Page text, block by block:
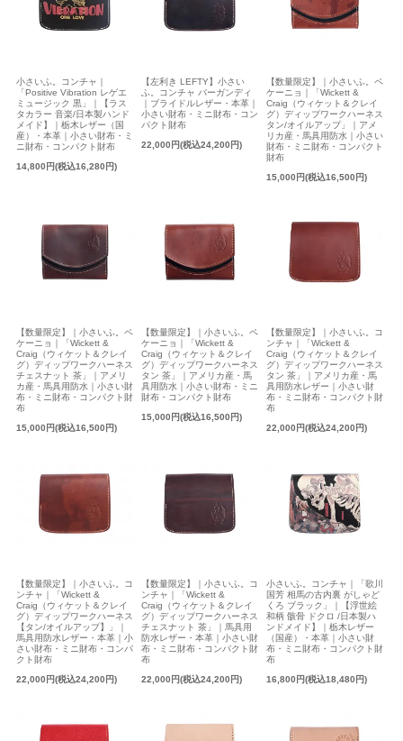
小さいふ。コンチャ｜
「Positive Vibration レゲエ
ミュージック 黒」｜【ラス
タカラー 音楽/日本製ハンド
メイド】｜栃木レザー（国
産）・本革｜小さい財布・ミ
ニ財布・コンパクト財布
14,800円(税込16,280円)
【左利き LEFTY】小さい
ふ。コンチャ バーガンディ
｜ブライドルレザー・本革｜
小さい財布・ミニ財布・コン
パクト財布
22,000円(税込24,200円)
【数量限定】｜小さいふ。ペ
ケーニョ｜「Wickett &
Craig（ウィケット＆クレイ
グ）ディップワークハーネス
タン/オイルアップ」｜アメ
リカ産・馬具用防水｜小さい
財布・ミニ財布・コンパクト
財布
15,000円(税込16,500円)
【数量限定】｜小さいふ。ペ
ケーニョ｜「Wickett &
Craig（ウィケット＆クレイ
グ）ディップワークハーネス
チェスナット 茶」｜アメリ
カ産・馬具用防水｜小さい財
布・ミニ財布・コンパクト財
布
15,000円(税込16,500円)
【数量限定】｜小さいふ。ペ
ケーニョ｜「Wickett &
Craig（ウィケット＆クレイ
グ）ディップワークハーネス
タン 茶」｜アメリカ産・馬
具用防水｜小さい財布・ミニ
財布・コンパクト財布
15,000円(税込16,500円)
【数量限定】｜小さいふ。コ
ンチャ｜「Wickett &
Craig（ウィケット＆クレイ
グ）ディップワークハーネス
タン 茶」｜アメリカ産・馬
具用防水レザー｜小さい財
布・ミニ財布・コンパクト財
布
22,000円(税込24,200円)
【数量限定】｜小さいふ。コ
ンチャ｜「Wickett &
Craig（ウィケット＆クレイ
グ）ディップワークハーネス
【タン/オイルアップ】」｜
馬具用防水レザー・本革｜小
さい財布・ミニ財布・コンパ
クト財布
22,000円(税込24,200円)
【数量限定】｜小さいふ。コ
ンチャ｜「Wickett &
Craig（ウィケット＆クレイ
グ）ディップワークハーネス
チェスナット 茶」｜馬具用
防水レザー・本革｜小さい財
布・ミニ財布・コンパクト財
布
22,000円(税込24,200円)
小さいふ。コンチャ｜「歌川
国芳 相馬の古内裏 がしゃど
くろ ブラック」｜【浮世絵
和柄 骸骨 ドクロ /日本製ハ
ンドメイド】｜栃木レザー
（国産）・本革｜小さい財
布・ミニ財布・コンパクト財
布
16,800円(税込18,480円)